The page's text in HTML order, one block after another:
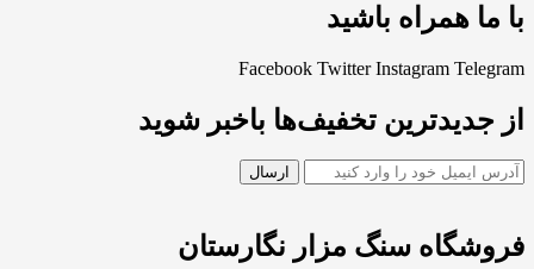
با ما همراه باشید
Facebook Twitter Instagram Telegram
از جدیدترین تخفیف‌ها باخبر شوید
فروشگاه سنگ مزار نگارستان